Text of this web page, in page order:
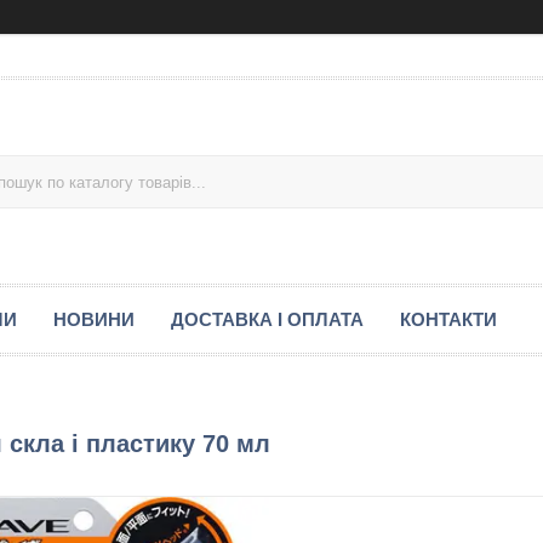
НОВИНИ ДОСТАВКА І ОПЛАТА КОНТАКТИ
і пластику 70 мл